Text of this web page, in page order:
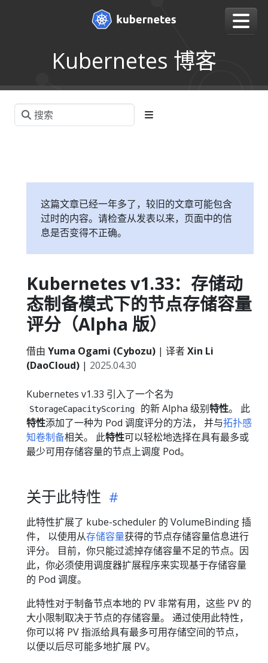
Kubernetes 博客
这篇文章已经一年多了，较旧的文章可能包含
过时的内容。请检查从发表以来，页面中的信
息是否变得不正确。
Kubernetes v1.33：存储动
态制备模式下的节点存储容量
评分（Alpha 版）
借由 Yuma Ogami (Cybozu) | 译者Xin Li
(DaoCloud) | 2025.04.30
Kubernetes v1.33 引入了一个名为
StorageCapacityScoring 的新 Alpha 级别特性。 此
特性添加了一种为 Pod 调度评分的方法， 并与拓扑感
知卷制备相关。 此特性可以轻松地选择在具有最多或
最少可用存储容量的节点上调度 Pod。
关于此特性
此特性扩展了 kube-scheduler 的 VolumeBinding 插
件， 以使用从存储容量获得的节点存储容量信息进行
评分。 目前，你只能过滤掉存储容量不足的节点。因
此，你必须使用调度器扩展程序来实现基于存储容量
的 Pod 调度。
此特性对于制备节点本地的 PV 非常有用，这些 PV 的
大小限制取决于节点的存储容量。 通过使用此特性，
你可以将 PV 指派给具有最多可用存储空间的节点，
以便以后尽可能多地扩展 PV。